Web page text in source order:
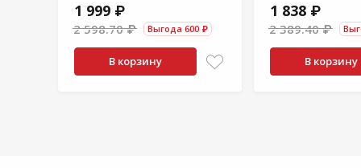
1 999 ₽
2 598.70 ₽ Выгода 600 ₽
В корзину
1 838 ₽
2 389.40 ₽
В корзину